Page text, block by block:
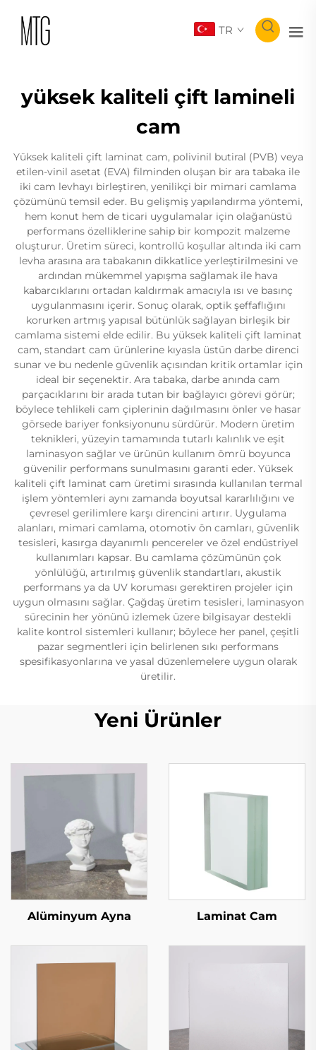
TR
yüksek kaliteli çift lamineli
cam
Yüksek kaliteli çift laminat cam, polivinil butiral (PVB) veya
etilen-vinil asetat (EVA) filminden oluşan bir ara tabaka ile
iki cam levhayı birleştiren, yenilikçi bir mimari camlama
çözümünü temsil eder. Bu gelişmiş yapılandırma yöntemi,
hem konut hem de ticari uygulamalar için olağanüstü
performans özelliklerine sahip bir kompozit malzeme
oluşturur. Üretim süreci, kontrollü koşullar altında iki cam
levha arasına ara tabakanın dikkatlice yerleştirilmesini ve
ardından mükemmel yapışma sağlamak ile hava
kabarcıklarını ortadan kaldırmak amacıyla ısı ve basınç
uygulanmasını içerir. Sonuç olarak, optik şeffaflığını
korurken artmış yapısal bütünlük sağlayan birleşik bir
camlama sistemi elde edilir. Bu yüksek kaliteli çift laminat
cam, standart cam ürünlerine kıyasla üstün darbe direnci
sunar ve bu nedenle güvenlik açısından kritik ortamlar için
ideal bir seçenektir. Ara tabaka, darbe anında cam
parçacıklarını bir arada tutan bir bağlayıcı görevi görür;
böylece tehlikeli cam çiplerinin dağılmasını önler ve hasar
görsede bariyer fonksiyonunu sürdürür. Modern üretim
teknikleri, yüzeyin tamamında tutarlı kalınlık ve eşit
laminasyon sağlar ve ürünün kullanım ömrü boyunca
güvenilir performans sunulmasını garanti eder. Yüksek
kaliteli çift laminat cam üretimi sırasında kullanılan termal
işlem yöntemleri aynı zamanda boyutsal kararlılığını ve
çevresel gerilimlere karşı direncini artırır. Uygulama
alanları, mimari camlama, otomotiv ön camları, güvenlik
tesisleri, kasırga dayanımlı pencereler ve özel endüstriyel
kullanımları kapsar. Bu camlama çözümünün çok
yönlülüğü, artırılmış güvenlik standartları, akustik
performans ya da UV koruması gerektiren projeler için
uygun olmasını sağlar. Çağdaş üretim tesisleri, laminasyon
sürecinin her yönünü izlemek üzere bilgisayar destekli
kalite kontrol sistemleri kullanır; böylece her panel, çeşitli
pazar segmentleri için belirlenen sıkı performans
spesifikasyonlarına ve yasal düzenlemelere uygun olarak
üretilir.
Yeni Ürünler
Alüminyum Ayna Laminat Cam